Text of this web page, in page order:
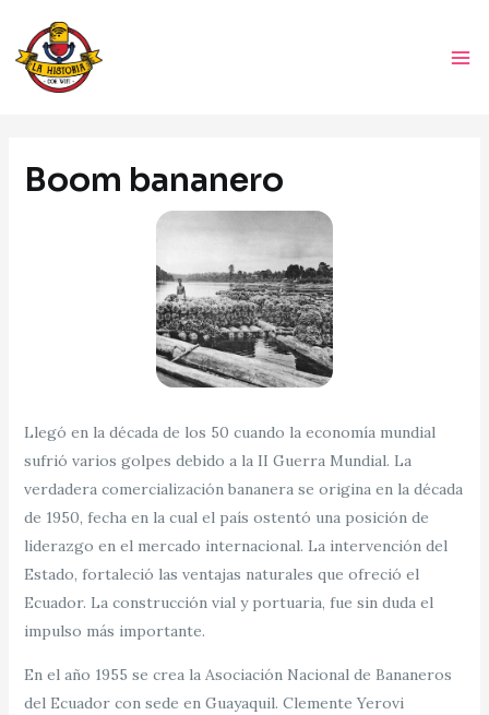
contenido
Boom bananero
Llegó en la década de los 50 cuando la economía mundial
sufrió varios golpes debido a la II Guerra Mundial. La
verdadera comercialización bananera se origina en la década
de 1950, fecha en la cual el país ostentó una posición de
liderazgo en el mercado internacional. La intervención del
Estado, fortaleció las ventajas naturales que ofreció el
Ecuador. La construcción vial y portuaria, fue sin duda el
impulso más importante.
En el año 1955 se crea la Asociación Nacional de Bananeros
del Ecuador con sede en Guayaquil. Clemente Yerovi
entradas